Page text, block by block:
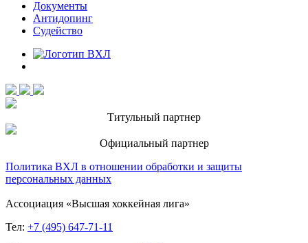
Документы
Антидопинг
Судейство
Титульный партнер
Официальный партнер
Политика ВХЛ в отношении обработки и защиты
персональных данных
Ассоциация «Высшая хоккейная лига»
Тел: +7 (495) 647-71-11